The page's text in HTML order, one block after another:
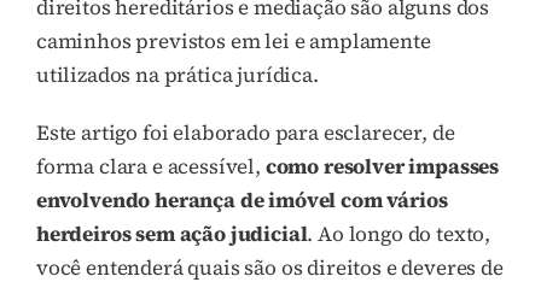
direitos hereditários e mediação são alguns dos
caminhos previstos em lei e amplamente
utilizados na prática jurídica.
Este artigo foi elaborado para esclarecer, de
forma clara e acessível, como resolver impasses
envolvendo herança de imóvel com vários
herdeiros sem ação judicial. Ao longo do texto,
você entenderá quais são os direitos e deveres de